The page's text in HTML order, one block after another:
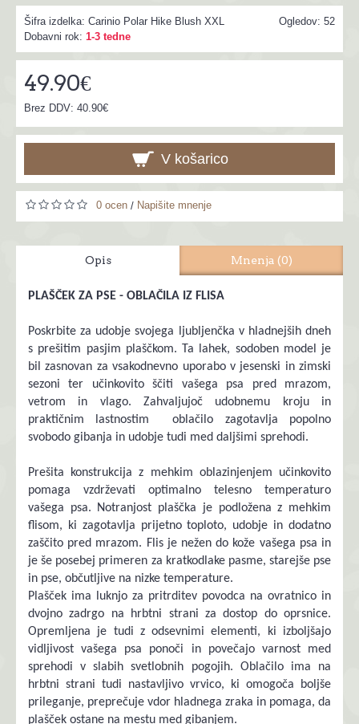
Ogledov: 52
Šifra izdelka: Carinio Polar Hike Blush XXL
Dobavni rok: 1-3 tedne
49.90€
Brez DDV: 40.90€
V košarico
0 ocen / Napišite mnenje
Opis Mnenja (0)
PLAŠČEK ZA PSE - OBLAČILA IZ FLISA
Poskrbite za udobje svojega ljubljenčka v hladnejših dneh
s prešitim pasjim plaščkom. Ta lahek, sodoben model je
bil zasnovan za vsakodnevno uporabo v jesenski in zimski
sezoni ter učinkovito ščiti vašega psa pred mrazom,
vetrom in vlago. Zahvaljujoč udobnemu kroju in
praktičnim lastnostim oblačilo zagotavlja popolno
svobodo gibanja in udobje tudi med daljšimi sprehodi.
Prešita konstrukcija z mehkim oblazinjenjem učinkovito
pomaga vzdrževati optimalno telesno temperaturo
vašega psa. Notranjost plaščka je podložena z mehkim
flisom, ki zagotavlja prijetno toploto, udobje in dodatno
zaščito pred mrazom. Flis je nežen do kože vašega psa in
je še posebej primeren za kratkodlake pasme, starejše pse
in pse, občutljive na nizke temperature.
Plašček ima luknjo za pritrditev povodca na ovratnico in
dvojno zadrgo na hrbtni strani za dostop do oprsnice.
Opremljena je tudi z odsevnimi elementi, ki izboljšajo
vidljivost vašega psa ponoči in povečajo varnost med
sprehodi v slabih svetlobnih pogojih. Oblačilo ima na
hrbtni strani tudi nastavljivo vrvico, ki omogoča boljše
prileganje, preprečuje vdor hladnega zraka in pomaga, da
plašček ostane na mestu med gibanjem.